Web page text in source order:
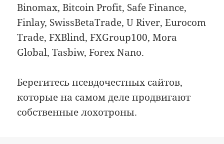
Binomax, Bitcoin Profit, Safe Finance,
Finlay, SwissBetaTrade, U River, Eurocom
Trade, FXBlind, FXGroup100, Mora
Global, Tasbiw, Forex Nano.
Берегитесь псевдочестных сайтов,
которые на самом деле продвигают
собственные лохотроны.